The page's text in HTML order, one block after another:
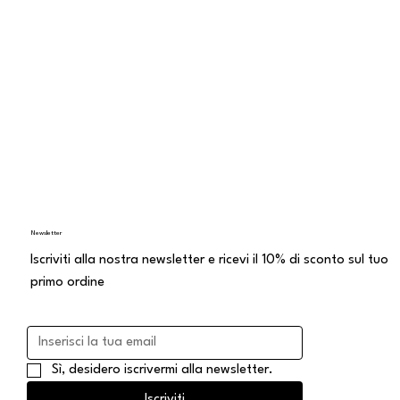
Newsletter
Iscriviti alla nostra newsletter e ricevi il 10% di sconto sul tuo
primo ordine
Sì, desidero iscrivermi alla newsletter.